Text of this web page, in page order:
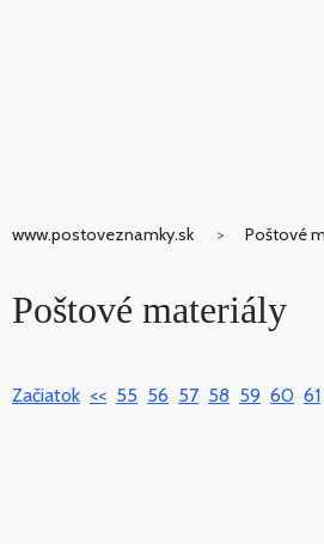
www.postoveznamky.sk Poštové
Poštové materiály
Začiatok << 55 56 57 58 59 60 61